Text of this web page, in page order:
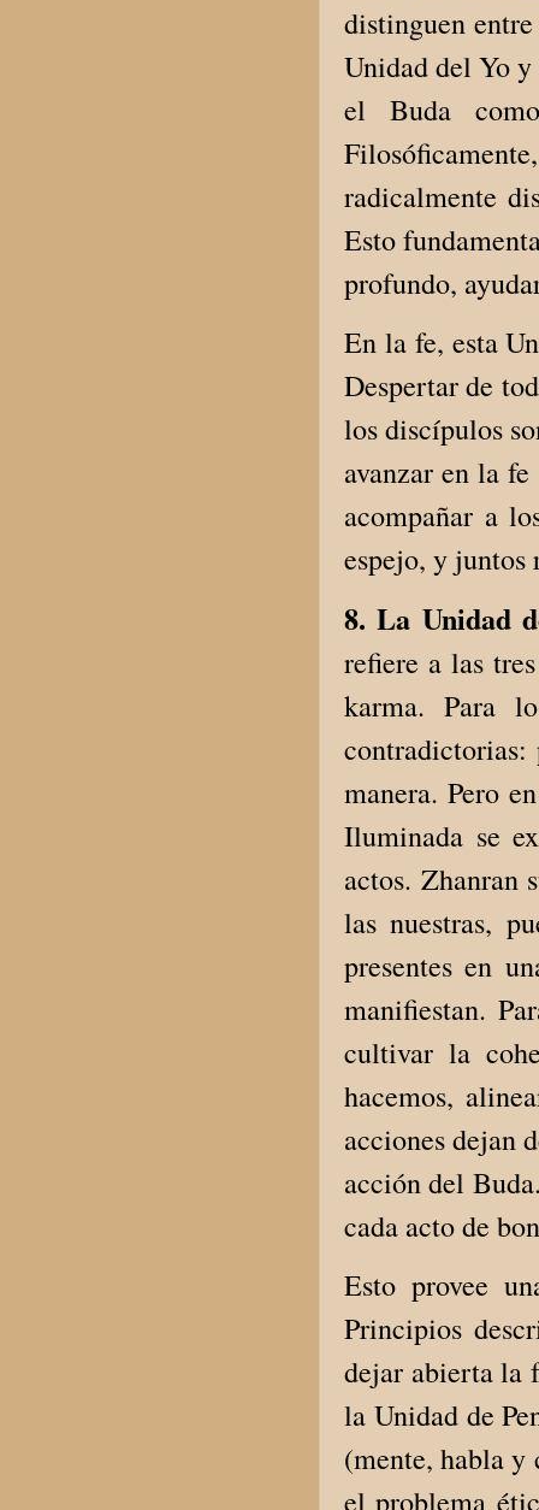
distinguen
Unidad del Yo
el Buda
radicalmente
Esto
profundo,
En la fe, esta
Despertar de
los discípulos
avanzar en la
acompañar a
espejo, y juntos
8. La Unidad
refiere a las
karma. Para
contradictorias:
manera. Pero
Iluminada se
actos. Zhanran
las nuestras,
presentes en
manifiestan.
cultivar la
hacemos,
acciones dejan
acción del
cada acto de
Esto provee
Principios
dejar abierta la
la Unidad de
(mente, habla y
el problema